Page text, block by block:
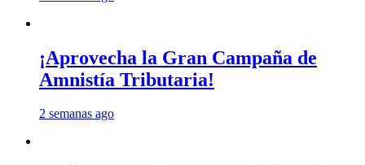
¡Aprovecha la Gran Campaña de
Amnistía Tributaria!
2 semanas ago